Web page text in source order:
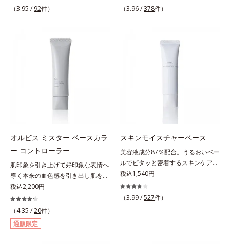
1/10000サイズのマイクロカバー成
ファンデが毛穴に落ちる隙をつくら
ず、メイクのりがUPします。水分
と皮脂のバランスを整え、乾燥＆ベ
タつきレスに。さらに毛穴周りの肌
にうるおいを与え、キュッと引き締
め＆ハリ感をUPさせます。また皮
ます。軽やかにのびるリキッドが肌
がふっくら整うかのよう(*3)。つっ
ぱらないここちよい密着感で、さま
ざまなタイプのファンデと併用でき
ます。毛穴が気になる箇所への部分
使いもOK。*1 ファンデーションが
くずれて毛穴に落ちること*2 酸化
チタン配合＝カバー力向上成分*3
（3.95 / 92件）
下地。“塗るたび高まる、素肌の美
る高機能化粧下地毛穴や小ジワの凹
凸をつるんとなめらかに(*1)。スキ
ンケア発想の化粧下地です。保湿成
し、つるんとしたハリ肌に仕上げま
す。むやみに隠すのではなくふわり
アのW効果で軽やかな美肌を印象づ
けます。紫外線吸収剤フリーなのに
高SPF値、さらにスキンプロテクト
複合成分(*3)が、ブルーライト、紫
外線、大気中の微粒子汚れなどの外
（3.96 /378件）
オルビス ミスター ベースカラ
ー コントローラー
肌印象を引き上げて好印象な表情へ
導く本来の血色感を引き出し肌を均
一に整えるベースカラー。スキンケ
ア感覚で絶好調な肌へ整えるベース
コントロールカラーです。肌トラブ
ルを“覆い隠す”のではなく、“光で整
える”オレンジフィルター理論に着
税込2,200円
（4.35 /20件）
通販限定
スキンモイスチャーベース
美容液成分87％配合。うるおいベー
ルでピタッと密着するスキンケア発
想のメイク下地。化粧ノリ＆もち
UP！ファンデーションの仕上がり
を格上げする、スキンケア発想の化
税込1,540円
（3.99 /527件）